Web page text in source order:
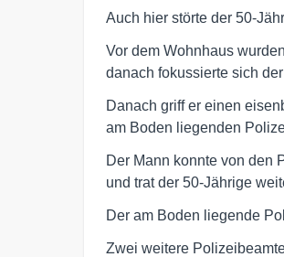
Auch hier störte der 50-
Vor dem Wohnhaus
danach fokussierte sich
Danach griff er einen
am Boden liegenden
Der Mann konnte von den
und trat der 50-Jährige
Der am Boden liegende
Zwei weitere